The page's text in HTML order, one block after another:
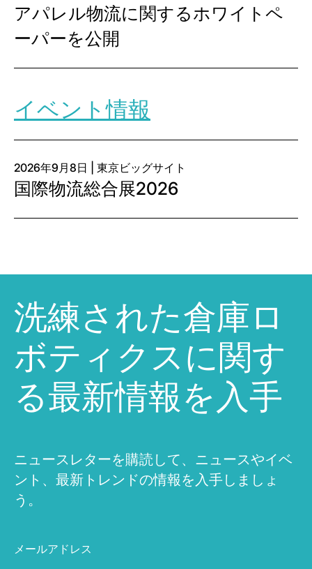
アパレル物流に関するホワイトペ
ーパーを公開
イベント情報
2026年9月8日 | 東京ビッグサイト
国際物流総合展2026
洗練された倉庫ロ
ボティクスに関す
る最新情報を入手
ニュースレターを購読して、ニュースやイベ
ント、最新トレンドの情報を入手しましょ
う。
メールアドレス